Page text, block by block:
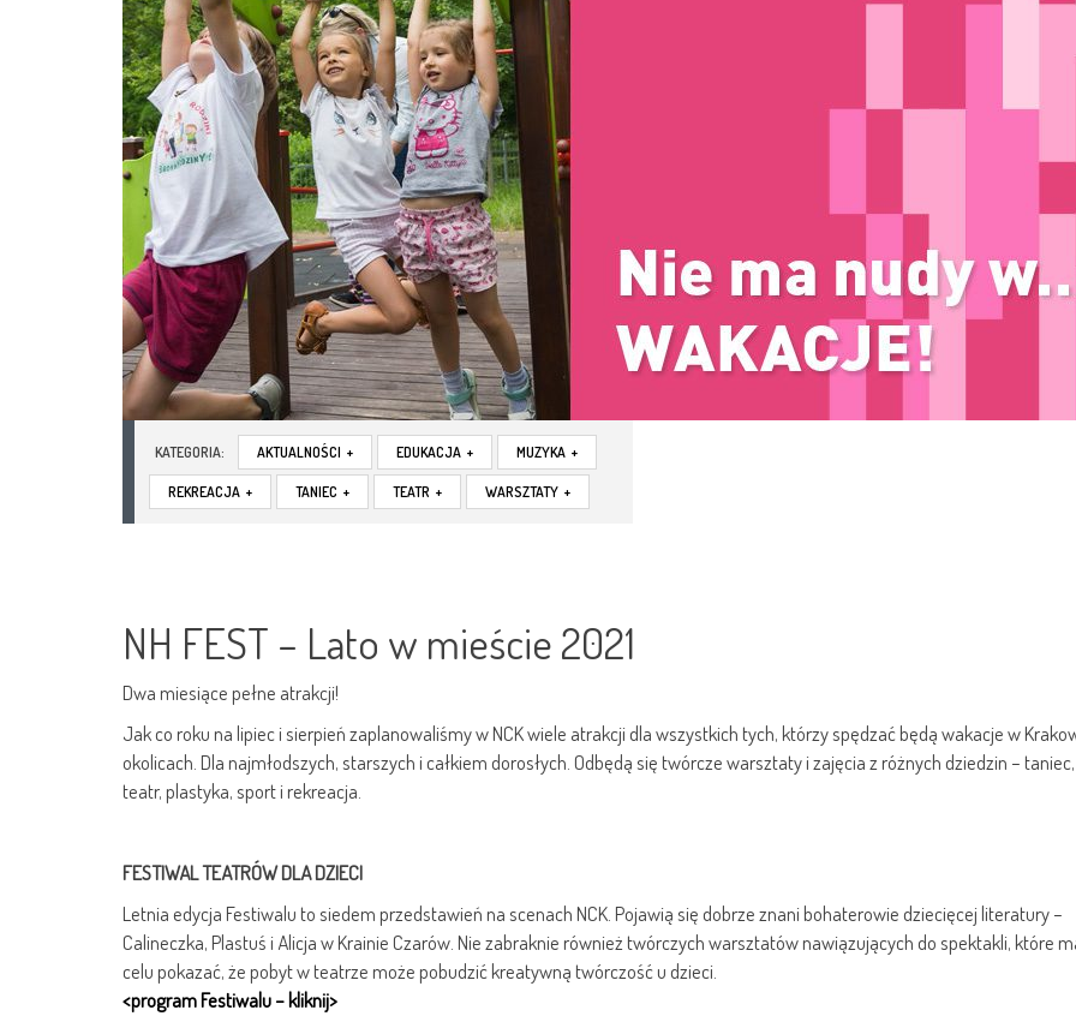
KATEGORIA: AKTUALNOŚCI + EDUKACJA + MUZYKA +
REKREACJA + TANIEC + TEATR + WARSZTATY +
NH FEST – Lato w mieście 2021
Dwa miesiące pełne atrakcji!
Jak co roku na lipiec i sierpień zaplanowaliśmy w NCK wiele atrakcji dla wszystkich tych, którzy spędzać będą wakacje w
okolicach. Dla najmłodszych, starszych i całkiem dorosłych. Odbędą się twórcze warsztaty i zajęcia z różnych dziedzin –
teatr, plastyka, sport i rekreacja.
FESTIWAL TEATRÓW DLA DZIECI
Letnia edycja Festiwalu to siedem przedstawień na scenach NCK. Pojawią się dobrze znani bohaterowie dziecięcej literatury –
Calineczka, Plastuś i Alicja w Krainie Czarów. Nie zabraknie również twórczych warsztatów nawiązujących do spektakli, które
celu pokazać, że pobyt w teatrze może pobudzić kreatywną twórczość u dzieci.
<program Festiwalu – kliknij>